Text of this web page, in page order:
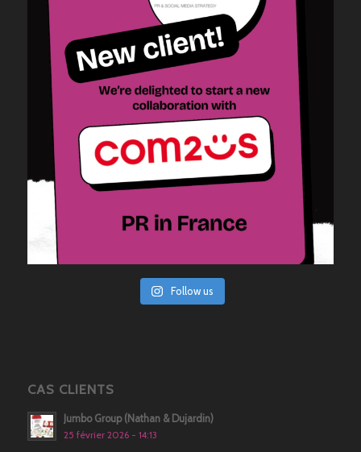
Follow us
CAS CLIENTS
Jumbo Group (Nathan & Dujardin)
25 février 2026 - 14:13